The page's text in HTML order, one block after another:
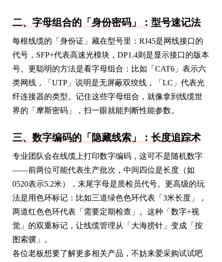
二、字母组合的「身份密码」：型号速记法
每根线缆的「身份证」藏在型号里：RJ45是网线接口的
代号，SFP+代表高速光模块，DP1.4则是显示接口的版本
号。更聪明的方法是看字母组合：比如「CAT6」表示六
类网线，「UTP」说明是无屏蔽双绞线，「LC」代表光
纤连接器的类型。记住这些字母组合，就像拿到线缆世
界的「摩斯密码」，扫一眼就能判断性能参数。
三、数字编码的「隐藏线索」：长度追踪术
专业团队会在线缆上打印数字编码，这可不是随机数字
——前两位可能代表生产批次，中间四位是长度（如
0520表示5.2米），末尾字母是质检员代号。更高级的玩
法是用色环标记：比如三道绿色色环代表「3米长度」，
两道红色色环代表「需要定期检查」。这种「数字+视
觉」的双重标记，让线缆管理从「大海捞针」变成「按
图索骥」。
各位老板想要了解更多相关产品，不妨来爱采购试试吧